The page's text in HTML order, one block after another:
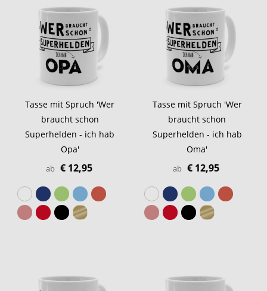
Tasse mit Spruch 'Wer
braucht schon
Superhelden - ich hab
Opa'
ab € 12,95
Tasse mit Spruch 'Wer
braucht schon
Superhelden - ich hab
Oma'
ab € 12,95